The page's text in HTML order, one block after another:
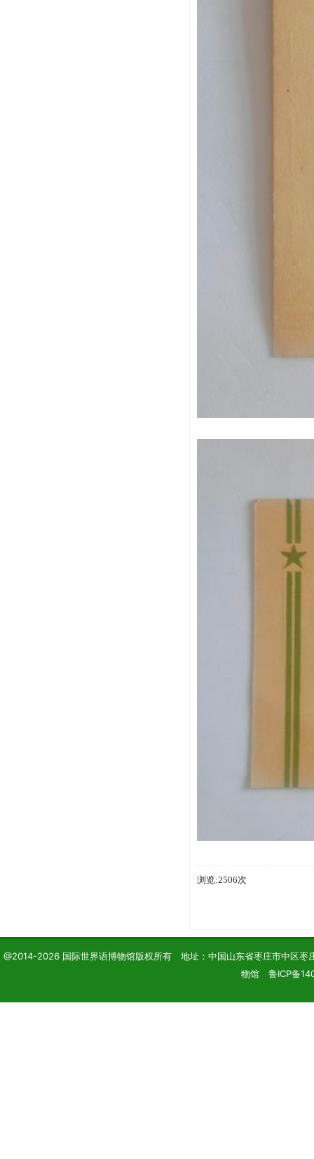
浏览:2506次
@2014-2026 国际世界语博物馆版权所有 地址：中国山东省枣庄市中区
物馆 鲁ICP备